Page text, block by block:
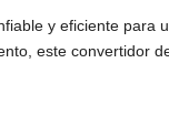
y eficiente para
este convertidor